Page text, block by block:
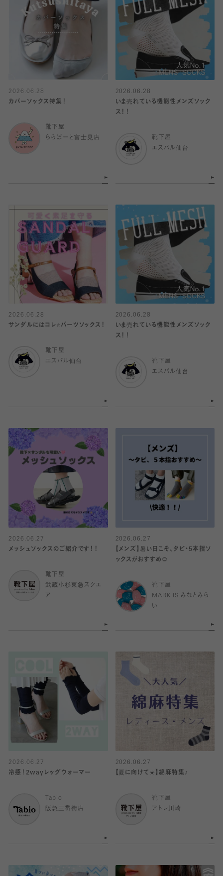
2026.06.28
カバーソックス特集！
靴下屋
ららぽーと富士見店
2026.06.28
いま売れている機能性メンズソック
ス！！
靴下屋
エスパル仙台
2026.06.28
サンダルにはコレ⭐️パーツソックス！
靴下屋
エスパル仙台
2026.06.28
いま売れている機能性メンズソック
ス！！
靴下屋
エスパル仙台
2026.06.27
メッシュソックスのご紹介です！！
靴下屋
武蔵小杉東急スクエ
ア
2026.06.27
【メンズ】暑い日こそ、タビ・5本指ソ
ックスがおすすめ🌻
靴下屋
MARK IS みなとみら
い
2026.06.27
冷感！2wayレッグウォーマー
Tabio
阪急三番街店
2026.06.27
【夏に向けて☀️】綿麻特集♪
靴下屋
アトレ川崎